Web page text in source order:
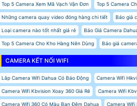
Top 5 Camera Xem Mã Vạch Vận Đơn Top 5 Camera
Những camera quay video đóng hàng chi tiết Báo giá
Loại camera nào tốt nhất giá rẻ Báo Giá Camera
Top 5 Camera Cho Kho Hàng Nên Dùng Báo giá
CAMERA KẾT NỐI WIFI
Lắp Camera Wifi Dahua Có Báo Động Camera Wifi
Camera Wifi Kbvision Xoay 360 Giá Rẻ Camera Wifi
Camera Wifi 360 Có Màu Ban Đêm Dahua Camera Wifi